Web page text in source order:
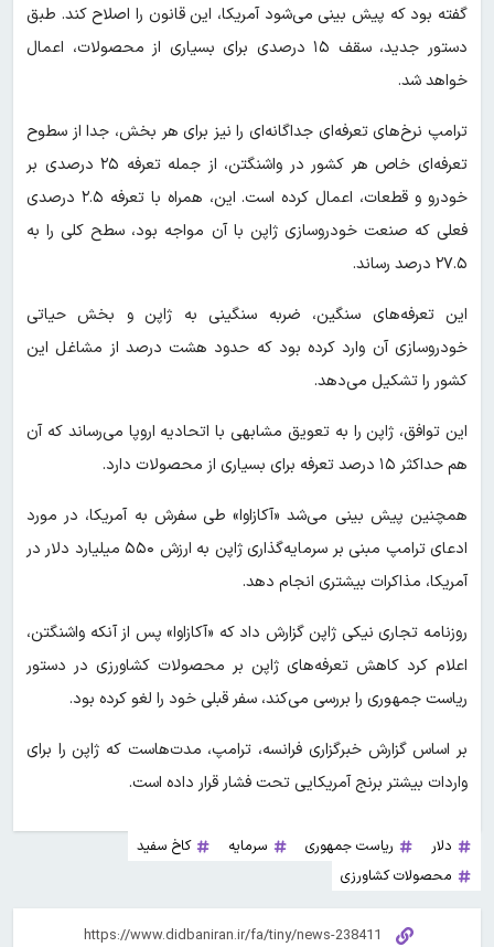
گفته بود که پیش بینی می‌شود آمریکا، این قانون را اصلاح کند. طبق
دستور جدید، سقف ۱۵ درصدی برای بسیاری از محصولات، اعمال
خواهد شد.
ترامپ نرخ‌های تعرفه‌ای جداگانه‌ای را نیز برای هر بخش، جدا از سطوح
تعرفه‌ای خاص هر کشور در واشنگتن، از جمله تعرفه ۲۵ درصدی بر
خودرو و قطعات، اعمال کرده است. این، همراه با تعرفه ۲.۵ درصدی
فعلی که صنعت خودروسازی ژاپن با آن مواجه بود، سطح کلی را به
۲۷.۵ درصد رساند.
این تعرفه‌های سنگین، ضربه سنگینی به ژاپن و بخش حیاتی
خودروسازی آن وارد کرده بود که حدود هشت درصد از مشاغل این
کشور را تشکیل می‌دهد.
این توافق، ژاپن را به تعویق مشابهی با اتحادیه اروپا می‌رساند که آن
هم حداکثر ۱۵ درصد تعرفه برای بسیاری از محصولات دارد.
همچنین پیش بینی می‌شد «آکازاوا» طی سفرش به آمریکا، در مورد
ادعای ترامپ مبنی بر سرمایه‌گذاری ژاپن به ارزش ۵۵۰ میلیارد دلار در
آمریکا، مذاکرات بیشتری انجام دهد.
روزنامه تجاری نیکی ژاپن گزارش داد که «آکازاوا» پس از آنکه واشنگتن،
اعلام کرد کاهش تعرفه‌های ژاپن بر محصولات کشاورزی در دستور
ریاست جمهوری را بررسی می‌کند، سفر قبلی خود را لغو کرده بود.
بر اساس گزارش خبرگزاری فرانسه، ترامپ، مدت‌هاست که ژاپن را برای
واردات بیشتر برنج آمریکایی تحت فشار قرار داده است.
دلار ریاست جمهوری سرمایه
کاخ سفید
محصولات کشاورزی